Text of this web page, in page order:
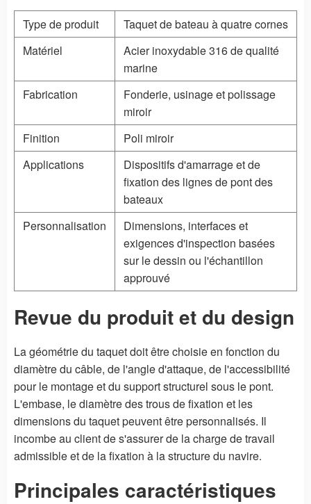
Type de produit
Taquet de bateau à quatre cornes
Matériel
Acier inoxydable 316 de qualité
marine
Fabrication
Fonderie, usinage et polissage
miroir
Finition
Poli miroir
Applications
Dispositifs d'amarrage et de
fixation des lignes de pont des
bateaux
Personnalisation
Dimensions, interfaces et
exigences d'inspection basées
sur le dessin ou l'échantillon
approuvé
Revue du produit et du design
La géométrie du taquet doit être choisie en fonction du
diamètre du câble, de l'angle d'attaque, de l'accessibilité
pour le montage et du support structurel sous le pont.
L'embase, le diamètre des trous de fixation et les
dimensions du taquet peuvent être personnalisés. Il
incombe au client de s'assurer de la charge de travail
admissible et de la fixation à la structure du navire.
Principales caractéristiques